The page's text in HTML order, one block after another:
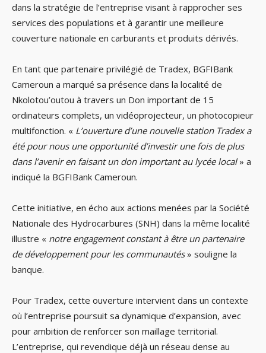
dans la stratégie de l’entreprise visant à rapprocher ses
services des populations et à garantir une meilleure
couverture nationale en carburants et produits dérivés.
En tant que partenaire privilégié de Tradex, BGFIBank
Cameroun a marqué sa présence dans la localité de
Nkolotou’outou à travers un Don important de 15
ordinateurs complets, un vidéoprojecteur, un photocopieur
multifonction. « L’ouverture d’une nouvelle station Tradex a
été pour nous une opportunité d’investir une fois de plus
dans l’avenir en faisant un don important au lycée local» a
indiqué la BGFIBank Cameroun.
Cette initiative, en écho aux actions menées par la Société
Nationale des Hydrocarbures (SNH) dans la même localité
illustre « notre engagement constant à être un partenaire
de développement pour les communautés» souligne la
banque.
Pour Tradex, cette ouverture intervient dans un contexte
où l’entreprise poursuit sa dynamique d’expansion, avec
pour ambition de renforcer son maillage territorial.
L’entreprise, qui revendique déjà un réseau dense au